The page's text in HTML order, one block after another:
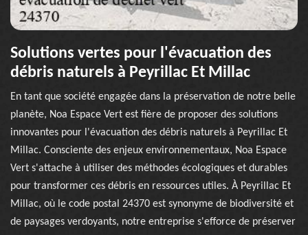
Solutions vertes pour l'évacuation des
débris naturels à Peyrillac Et Millac
En tant que société engagée dans la préservation de notre belle
planète, Noa Espace Vert est fière de proposer des solutions
innovantes pour l'évacuation des débris naturels à Peyrillac Et
Millac. Consciente des enjeux environnementaux, Noa Espace
Vert s'attache à utiliser des méthodes écologiques et durables
pour transformer ces débris en ressources utiles. À Peyrillac Et
Millac, où le code postal 24370 est synonyme de biodiversité et
de paysages verdoyants, notre entreprise s'efforce de préserver